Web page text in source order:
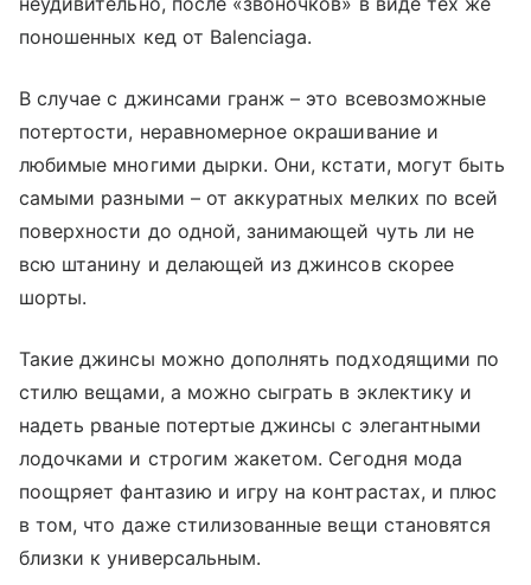
поношенных кед от Balenciaga.
В случае с джинсами гранж – это всевозможные
потертости, неравномерное окрашивание и
любимые многими дырки. Они, кстати, могут быть
самыми разными – от аккуратных мелких по всей
поверхности до одной, занимающей чуть ли не
всю штанину и делающей из джинсов скорее
шорты.
Такие джинсы можно дополнять подходящими по
стилю вещами, а можно сыграть в эклектику и
надеть рваные потертые джинсы с элегантными
лодочками и строгим жакетом. Сегодня мода
поощряет фантазию и игру на контрастах, и плюс
в том, что даже стилизованные вещи становятся
близки к универсальным.